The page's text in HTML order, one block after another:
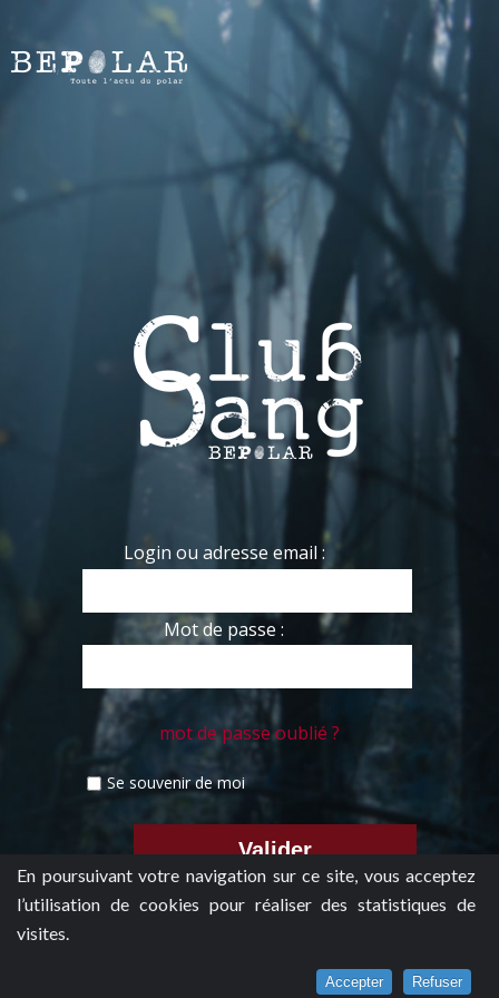
En poursuivant votre navigation sur ce site, vous acceptez
l’utilisation de cookies pour réaliser des statistiques de
visites.
Accepter Refuser
Login ou adresse email :
Mot de passe :
mot de passe oublié ?
Se souvenir de moi